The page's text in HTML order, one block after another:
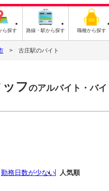
ら探す 路線・駅から探す 職種から探す
古庄駅のバイト
フのアルバイト・バ
勤務日数が少ない 人気順